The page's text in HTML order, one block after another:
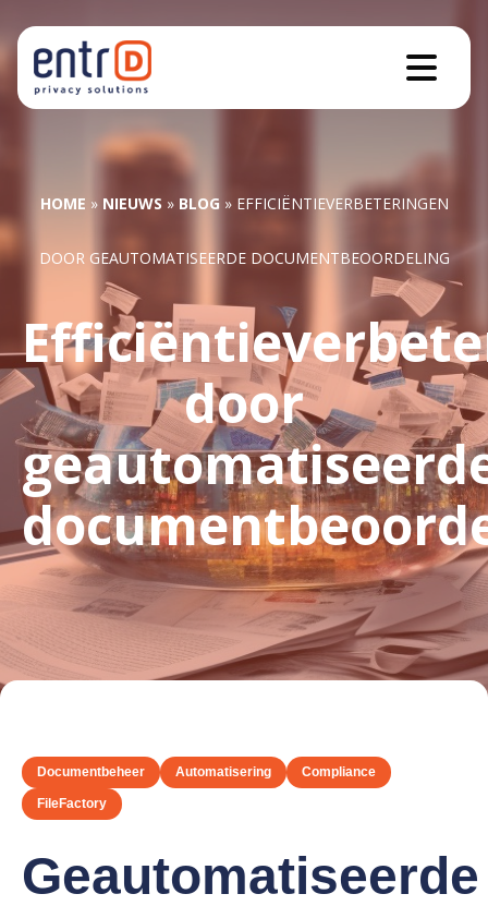
HOME » NIEUWS » BLOG » EFFICIËNTIEVERBETERINGEN
DOOR GEAUTOMATISEERDE DOCUMENTBEOORDELING
door
Documentbeheer Automatisering Compliance
FileFactory
Geautomatiseerde